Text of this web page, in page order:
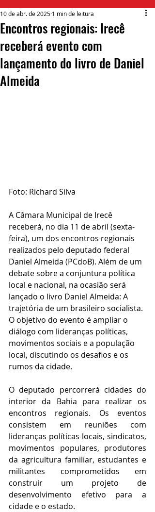
Encontros regionais: Irecê
receberá evento com
lançamento do livro de Daniel
Almeida
10 de abr. de 2025 1 min de leitura
Foto: Richard Silva
A Câmara Municipal de Irecê
receberá, no dia 11 de abril (sexta-
feira), um dos encontros regionais
realizados pelo deputado federal
Daniel Almeida (PCdoB). Além de um
debate sobre a conjuntura política
local e nacional, na ocasião será
lançado o livro Daniel Almeida: A
trajetória de um brasileiro socialista.
O objetivo do evento é ampliar o
diálogo com lideranças políticas,
movimentos sociais e a população
local, discutindo os desafios e os
rumos da cidade.
O deputado percorrerá cidades do
interior da Bahia para realizar os
encontros regionais. Os eventos
consistem em reuniões com
lideranças políticas locais, sindicatos,
movimentos populares, produtores
da agricultura familiar, estudantes e
militantes comprometidos em
construir um projeto de
desenvolvimento efetivo para a
cidade e o estado.